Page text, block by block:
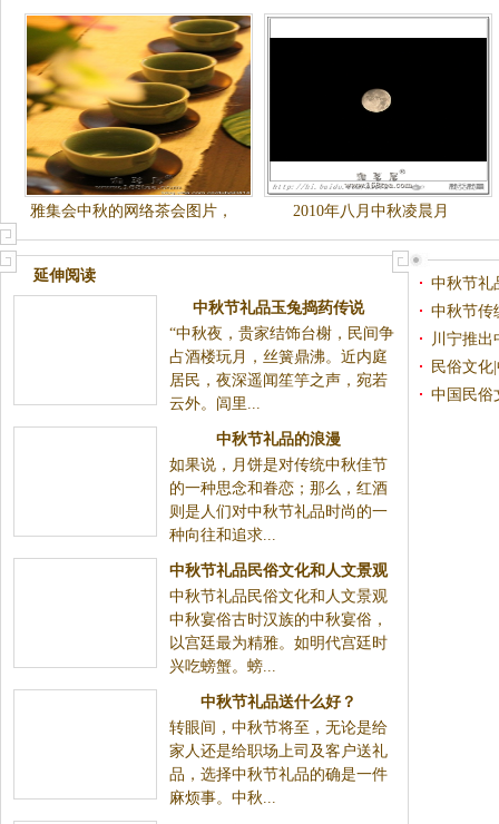
雅集会中秋的网络茶会图片，
大家一起分享！
2010年八月中秋凌晨月
延伸阅读
中秋节礼品玉兔捣药传说
“中秋夜，贵家结饰台榭，民间争
占酒楼玩月，丝簧鼎沸。近内庭
居民，夜深遥闻笙竽之声，宛若
云外。闾里...
中秋节礼品的浪漫
如果说，月饼是对传统中秋佳节
的一种思念和眷恋；那么，红酒
则是人们对中秋节礼品时尚的一
种向往和追求...
中秋节礼品民俗文化和人文景观
中秋节礼品民俗文化和人文景观
中秋宴俗古时汉族的中秋宴俗，
以宫廷最为精雅。如明代宫廷时
兴吃螃蟹。螃...
中秋节礼品送什么好？
转眼间，中秋节将至，无论是给
家人还是给职场上司及客户送礼
品，选择中秋节礼品的确是一件
麻烦事。中秋...
中秋节礼
中秋节传
川宁推出
民俗文化
中国民俗